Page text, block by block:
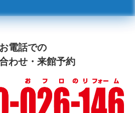
お電話での
わせ・来館予約